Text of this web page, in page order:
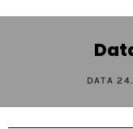
DATA